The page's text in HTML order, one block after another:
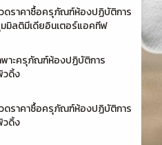
ดราคาซื้อครุภัณฑ์ห้องปฏิบัติการ
มิลติมีเดียอินเตอร์แอคทีฟ
าะครุภัณฑ์ห้องปฏิบัติการ
วดิ้ง
ดราคาซื้อครุภัณฑ์ห้องปฏิบัติการ
วดิ้ง